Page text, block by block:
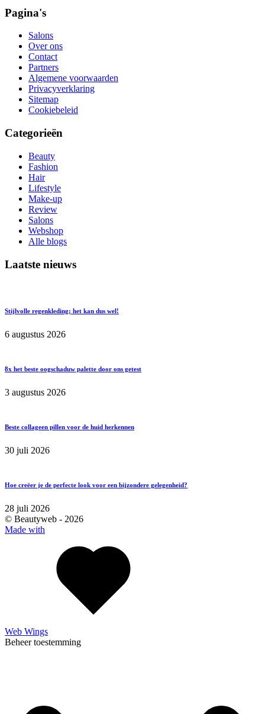
Pagina's
Salons
Over ons
Contact
Partners
Algemene voorwaarden
Privacyverklaring
Sitemap
Cookiebeleid
Categorieën
Beauty
Fashion
Hair
Lifestyle
Make-up
Review
Salons
Webshop
Alle blogs
Laatste nieuws
Stijlvolle regenkleding; het kan dus wel!
6 augustus 2026
8x het beste oogschaduw palette door ons getest
3 augustus 2026
Beste collageen pillen voor de huid herkennen
30 juli 2026
Hoe creëer je de perfecte look voor een bijzondere gelegenheid?
28 juli 2026
© Beautyweb - 2026
Made with
Web Wings
Beheer toestemming